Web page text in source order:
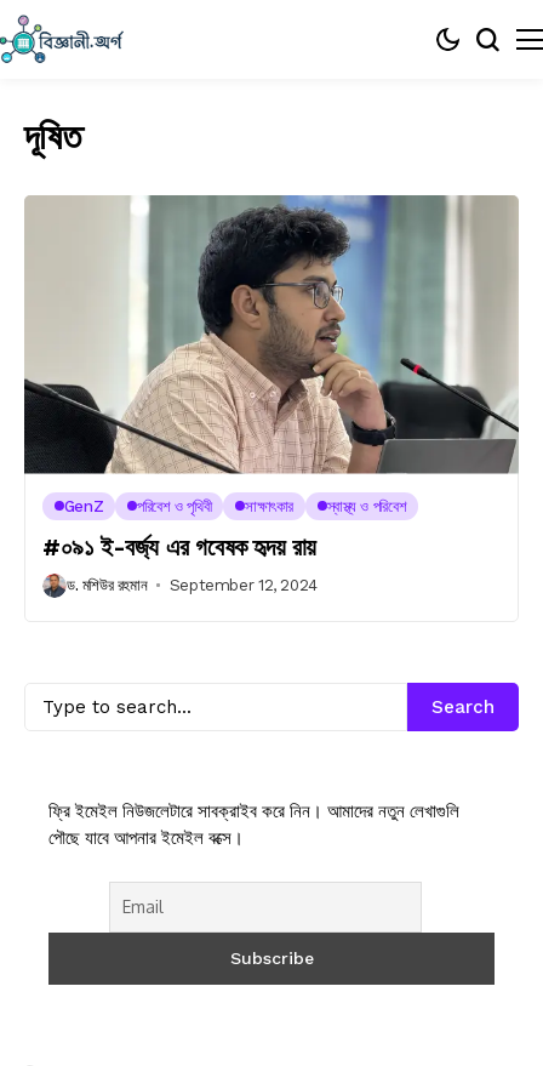
দূষিত
GenZ পরিবেশ ও পৃথিবী সাক্ষাৎকার স্বাস্থ্য ও পরিবেশ
#০৯১ ই-বর্জ্য এর গবেষক হৃদয় রায়
ড. মশিউর রহমান September 12, 2024
Search
ফ্রি ইমেইল নিউজলেটারে সাবক্রাইব করে নিন। আমাদের নতুন লেখাগুলি
পৌছে যাবে আপনার ইমেইল বক্সে।